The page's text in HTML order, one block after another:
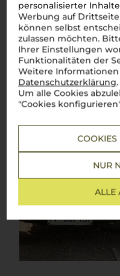
personalisierter
Werbung auf
können selbst
zulassen möchten.
Ihrer Einstellungen
Funktionalitäten der
Weitere
Datenschutzerklärung.
Um alle Cookies
"Cookies
COOKIES
NUR
ALLE